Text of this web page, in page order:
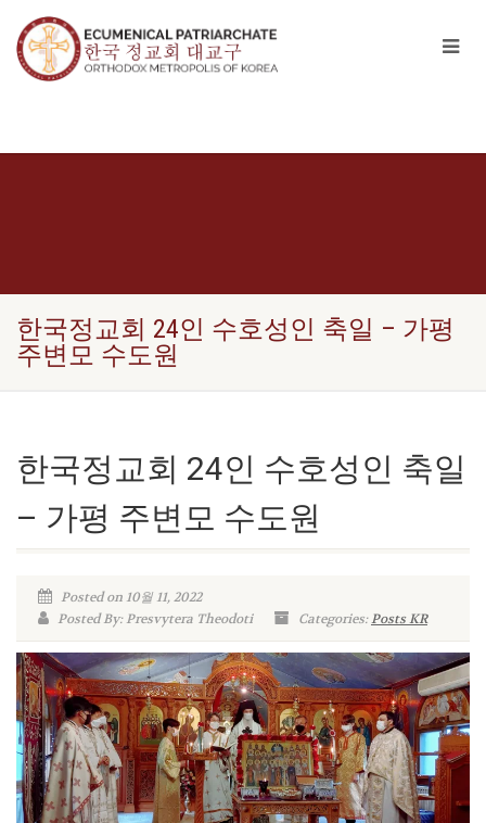
한국정교회 24인 수호성인 축일 – 가평
주변모 수도원
한국정교회 24인 수호성인 축일
– 가평 주변모 수도원
Posted on 10월 11, 2022
Posted By: Presvytera Theodoti
Categories:Posts KR